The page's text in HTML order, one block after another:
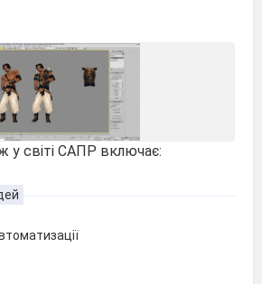
у світі САПР включає: